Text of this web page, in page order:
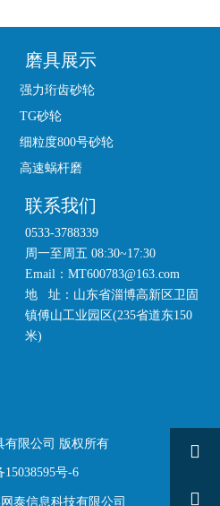
磨具展示
强力珩齿砂轮
TG砂轮
细粒度800号砂轮
高速蜗杆磨
联系我们
0533-3788339
周一至周五 08:30~17:30
Email：MT600783@163.com
地 址：山东省淄博高新区卫固
镇傅山工业园区(235省道东150
米)
有限公司 版权所有
15038595号-6
泰信息科技有限公司

